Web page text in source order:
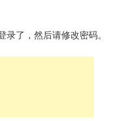
了，然后请修改密码。